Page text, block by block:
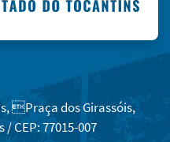
Praça dos Girassóis,
CEP: 77015-007